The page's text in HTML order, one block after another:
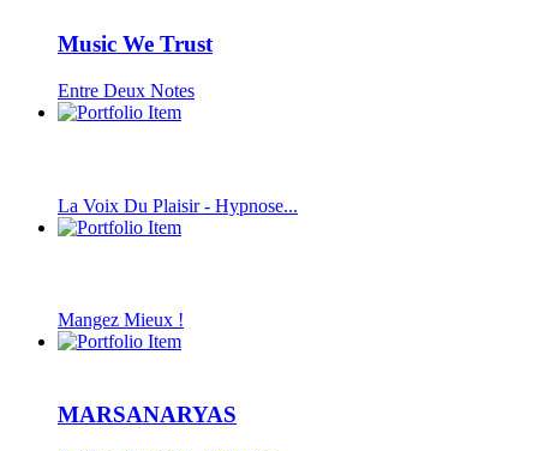
Music We Trust
Entre Deux Notes
La Voix Du Plaisir - Hypnose...
Mangez Mieux !
MARSANARYAS